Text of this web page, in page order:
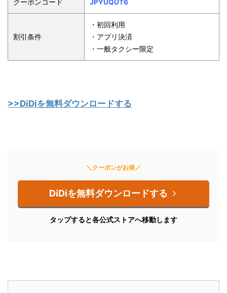
クーポンコード JPYUQUT6
割引条件
・初回利用
・アプリ決済
・一般タクシー限定
>>DiDiを無料ダウンロードする
＼クーポンがお得／
DiDiを無料ダウンロードする
タップすると各公式ストアへ移動します